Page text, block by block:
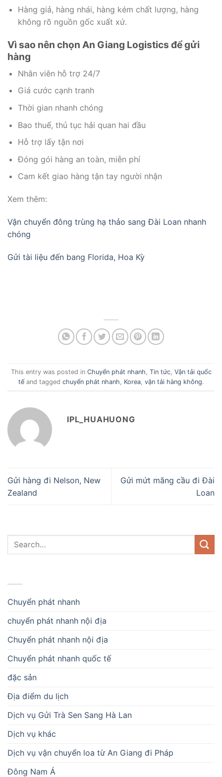
Hàng giả, hàng nhái, hàng kém chất lượng, hàng
không rõ nguồn gốc xuất xứ.
Vì sao nên chọn An Giang Logistics để gửi
hàng
Nhân viên hỗ trợ 24/7
Giá cước cạnh tranh
Thời gian nhanh chóng
Bao thuế, thủ tục hải quan hai đầu
Hỗ trợ lấy tận nơi
Đóng gói hàng an toàn, miễn phí
Cam kết giao hàng tận tay người nhận
Xem thêm:
Vận chuyển đông trùng hạ thảo sang Đài Loan nhanh
chóng
Gửi tài liệu đến bang Florida, Hoa Kỳ
This entry was posted in Chuyển phát nhanh Tin tức, Vận tải quốc
tếand tagged chuyển phát nhanh Korea, vận tải hàng không.
IPL_HUAHUONG
Gửi hàng đi Nelson, New
Zealand
Gửi mứt mãng cầu đi Đài
Loan
Chuyển phát nhanh
chuyển phát nhanh nội địa
Chuyển phát nhanh nội địa
Chuyển phát nhanh quốc tế
đặc sản
Địa điểm du lịch
Dịch vụ Gửi Trà Sen Sang Hà Lan
Dịch vụ khác
Dịch vụ vận chuyển loa từ An Giang đi Pháp
Đông Nam Á